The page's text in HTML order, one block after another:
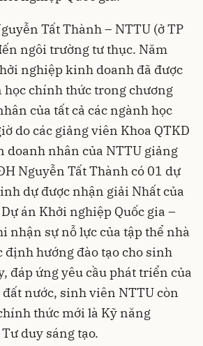
Tất Thành – NTTU (ở TP
ngôi trường tư thục. Năm
nghiệp kinh doanh đã được
học chính thức trong chương
của tất cả các ngành học
do các giảng viên Khoa QTKD
doanh nhân của NTTU giảng
Nguyễn Tất Thành có 01 dự
dự được nhận giải Nhất của
án Khởi nghiệp Quốc gia –
nhận sự nỗ lực của tập thể nhà
hướng đào tạo cho sinh
đáp ứng yêu cầu phát triển của
nước, sinh viên NTTU còn
thức mới là Kỹ năng
duy sáng tạo.